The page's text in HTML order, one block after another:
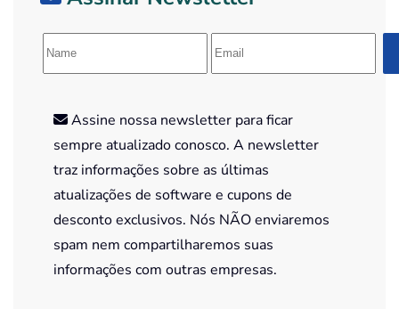
Assine nossa newsletter para ficar
sempre atualizado conosco. A newsletter
traz informações sobre as últimas
atualizações de software e cupons de
desconto exclusivos. Nós NÃO enviaremos
spam nem compartilharemos suas
informações com outras empresas.